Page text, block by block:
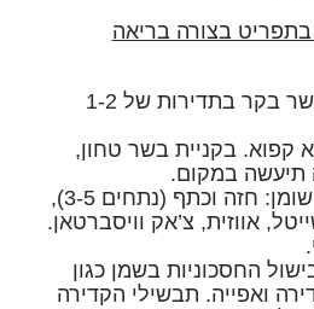
בצורה בריאה
מומלץ לצרוך בשר בקר בתדירות של 1-2
קפוא. בקניית בשר טחון,
תיעשה במקום.
בחרי בנתח דל שומן: חזה וכתף (נתחים 3-5),
אווזית, צ’אק וויסברטאן.
החסכוניות בשמן כגון
ואפייה. תבשילי הקדירה